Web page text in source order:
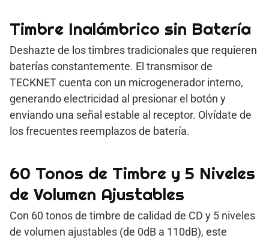
Timbre Inalámbrico sin Batería
Deshazte de los timbres tradicionales que requieren
baterías constantemente. El transmisor de
TECKNET cuenta con un microgenerador interno,
generando electricidad al presionar el botón y
enviando una señal estable al receptor. Olvídate de
los frecuentes reemplazos de batería.
60 Tonos de Timbre y 5 Niveles
de Volumen Ajustables
Con 60 tonos de timbre de calidad de CD y 5 niveles
de volumen ajustables (de 0dB a 110dB), este